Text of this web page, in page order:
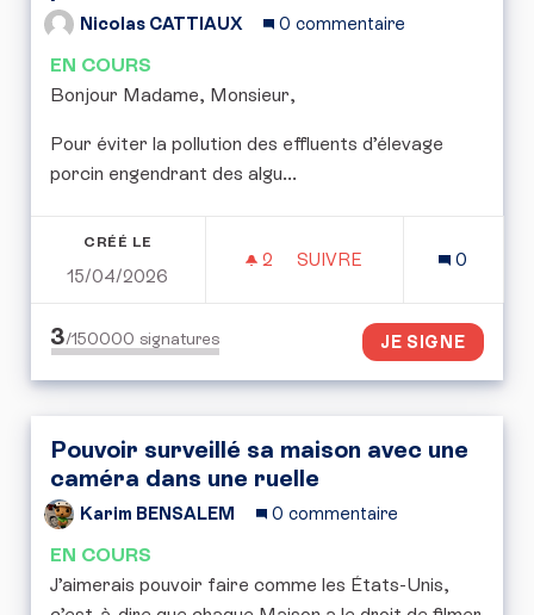
Nicolas CATTIAUX 0 commentaire
EN COURS
Bonjour Madame, Monsieur,
Pour éviter la pollution des effluents d’élevage
porcin engendrant des algu...
CRÉÉ LE
15/04/2026
2 2 ABONNÉS
SUIVRE
0
3/150000 signatures JE SIGNE
Pouvoir surveillé sa maison avec une
caméra dans une ruelle
Karim BENSALEM 0 commentaire
EN COURS
J’aimerais pouvoir faire comme les États-Unis,